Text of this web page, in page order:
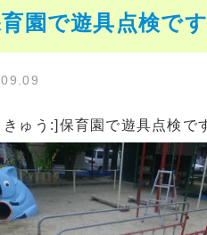
園で遊具点検で
きゅう:]保育園で遊具点検